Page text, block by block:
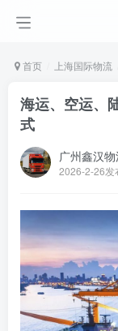
首页 上海国际物流
海运、空运、
式
广州鑫汉
2026-2-26发